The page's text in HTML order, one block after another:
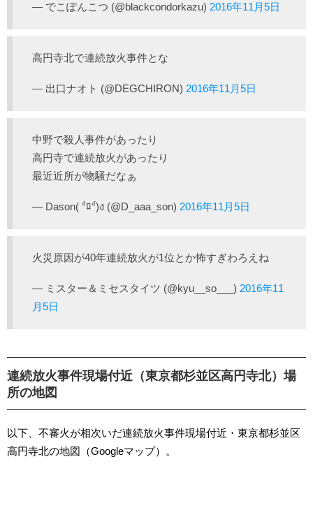
— でこぽんこつ (@blackcondorkazu) 2016年11月5日
高円寺北で連続放火事件とな
— 出口ナオト (@DEGCHIRON) 2016年11月5日
中野で殺人事件があったり
高円寺で連続放火があったり
最近近所が物騒だなぁ
— Dason( °̀ﾛ°́)ง (@D_aaa_son) 2016年11月5日
火災原因が40年連続放火が1位とか怖すぎわろえね
— ミスター＆ミセスタイツ (@kyu__so___) 2016年11
月5日
連続放火事件現場付近（東京都杉並区高円寺北）場
所の地図
以下、不審火が相次いだ連続放火事件現場付近・東京都杉並区
高円寺北の地図（Googleマップ）。